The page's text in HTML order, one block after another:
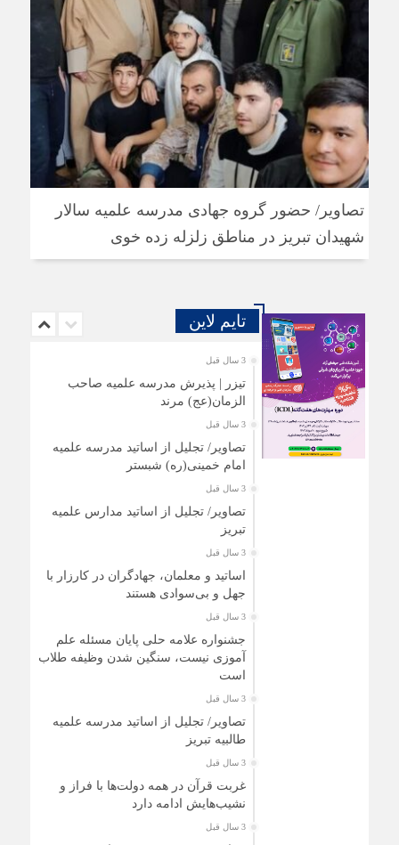
تصاویر/ حضور گروه جهادی مدرسه علمیه سالار
شهیدان تبریز در مناطق زلزله زده خوی
تایم لاین
3 سال قبل
تیزر | پذیرش مدرسه علمیه صاحب
الزمان(عج) مرند
3 سال قبل
تصاویر/ تجلیل از اساتید مدرسه علمیه
امام خمینی(ره) شبستر
3 سال قبل
تصاویر/ تجلیل از اساتید مدارس علمیه
تبریز
3 سال قبل
اساتید و معلمان، جهادگران در کارزار با
جهل و بی‌سوادی هستند
3 سال قبل
جشنواره علامه حلی پایان مسئله علم
آموزی نیست، سنگین شدن وظیفه طلاب
است
3 سال قبل
تصاویر/ تجلیل از اساتید مدرسه علمیه
طالبیه تبریز
3 سال قبل
غربت قرآن در همه دولت‌ها با فراز و
نشیب‌هایش ادامه دارد
3 سال قبل